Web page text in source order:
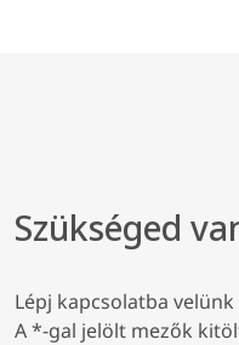
Szükséged
Lépj kapcsolatba
A *-gal jelölt mezők